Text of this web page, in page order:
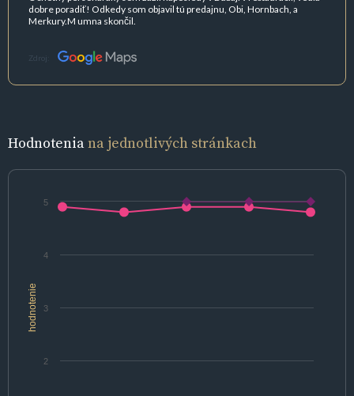
dobre poradiť! Odkedy som objavil tú predajnu, Obi, Hornbach, a
Merkury.M umna skončil.
Zdroj:
Hodnoteniana jednotlivých stránkach
hodnotenie
2
3
4
5